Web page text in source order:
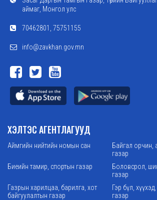
аймаг, Монгол улс
70462801, 75751155
info@zavkhan.gov.mn
ХЭЛТЭС АГЕНТЛАГУУД
Аймгийн нийтийн номын сан
Байгал орчин,
газар
Биеийн тамир, спортын газар
Боловсрол,
газар
Газрын харилцаа, барилга, хот
байгуулалтын газар
Гэр бүл,
газар